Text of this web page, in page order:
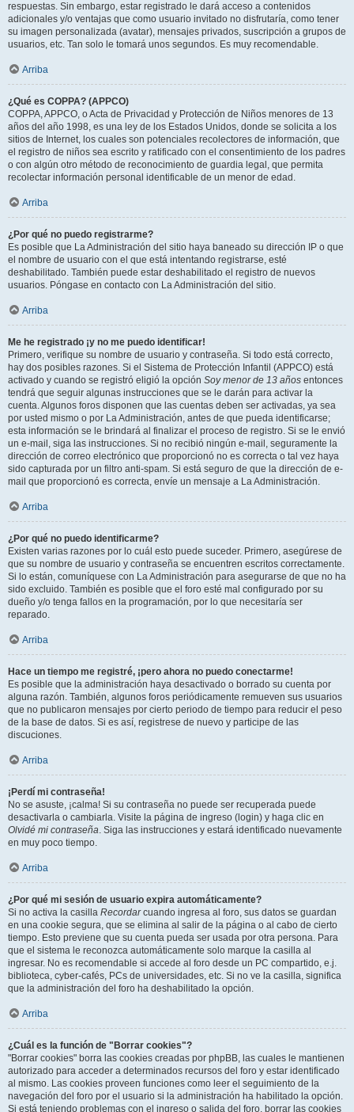
respuestas. Sin embargo, estar registrado le dará acceso a contenidos
adicionales y/o ventajas que como usuario invitado no disfrutaría, como tener
su imagen personalizada (avatar), mensajes privados, suscripción a grupos de
usuarios, etc. Tan solo le tomará unos segundos. Es muy recomendable.
Arriba
¿Qué es COPPA? (APPCO)
COPPA, APPCO, o Acta de Privacidad y Protección de Niños menores de 13
años del año 1998, es una ley de los Estados Unidos, donde se solicita a los
sitios de Internet, los cuales son potenciales recolectores de información, que
el registro de niños sea escrito y ratificado con el consentimiento de los padres
o con algún otro método de reconocimiento de guardia legal, que permita
recolectar información personal identificable de un menor de edad.
Arriba
¿Por qué no puedo registrarme?
Es posible que La Administración del sitio haya baneado su dirección IP o que
el nombre de usuario con el que está intentando registrarse, esté
deshabilitado. También puede estar deshabilitado el registro de nuevos
usuarios. Póngase en contacto con La Administración del sitio.
Arriba
Me he registrado ¡y no me puedo identificar!
Primero, verifique su nombre de usuario y contraseña. Si todo está correcto,
hay dos posibles razones. Si el Sistema de Protección Infantil (APPCO) está
activado y cuando se registró eligió la opción Soy menor de 13 años entonces
tendrá que seguir algunas instrucciones que se le darán para activar la
cuenta. Algunos foros disponen que las cuentas deben ser activadas, ya sea
por usted mismo o por La Administración, antes de que pueda identificarse;
esta información se le brindará al finalizar el proceso de registro. Si se le envió
un e-mail, siga las instrucciones. Si no recibió ningún e-mail, seguramente la
dirección de correo electrónico que proporcionó no es correcta o tal vez haya
sido capturada por un filtro anti-spam. Si está seguro de que la dirección de e-
mail que proporcionó es correcta, envíe un mensaje a La Administración.
Arriba
¿Por qué no puedo identificarme?
Existen varias razones por lo cuál esto puede suceder. Primero, asegúrese de
que su nombre de usuario y contraseña se encuentren escritos correctamente.
Si lo están, comuníquese con La Administración para asegurarse de que no ha
sido excluido. También es posible que el foro esté mal configurado por su
dueño y/o tenga fallos en la programación, por lo que necesitaría ser
reparado.
Arriba
Hace un tiempo me registré, ¡pero ahora no puedo conectarme!
Es posible que la administración haya desactivado o borrado su cuenta por
alguna razón. También, algunos foros periódicamente remueven sus usuarios
que no publicaron mensajes por cierto periodo de tiempo para reducir el peso
de la base de datos. Si es así, registrese de nuevo y participe de las
discuciones.
Arriba
¡Perdí mi contraseña!
No se asuste, ¡calma! Si su contraseña no puede ser recuperada puede
desactivarla o cambiarla. Visite la página de ingreso (login) y haga clic en
Olvidé mi contraseña. Siga las instrucciones y estará identificado nuevamente
en muy poco tiempo.
Arriba
¿Por qué mi sesión de usuario expira automáticamente?
Si no activa la casilla Recordarcuando ingresa al foro, sus datos se guardan
en una cookie segura, que se elimina al salir de la página o al cabo de cierto
tiempo. Esto previene que su cuenta pueda ser usada por otra persona. Para
que el sistema le reconozca automáticamente solo marque la casilla al
ingresar. No es recomendable si accede al foro desde un PC compartido, e.j.
biblioteca, cyber-cafés, PCs de universidades, etc. Si no ve la casilla, significa
que la administración del foro ha deshabilitado la opción.
Arriba
¿Cuál es la función de "Borrar cookies"?
"Borrar cookies" borra las cookies creadas por phpBB, las cuales le mantienen
autorizado para acceder a determinados recursos del foro y estar identificado
al mismo. Las cookies proveen funciones como leer el seguimiento de la
navegación del foro por el usuario si la administración ha habilitado la opción.
Si está teniendo problemas con el ingreso o salida del foro, borrar las cookies